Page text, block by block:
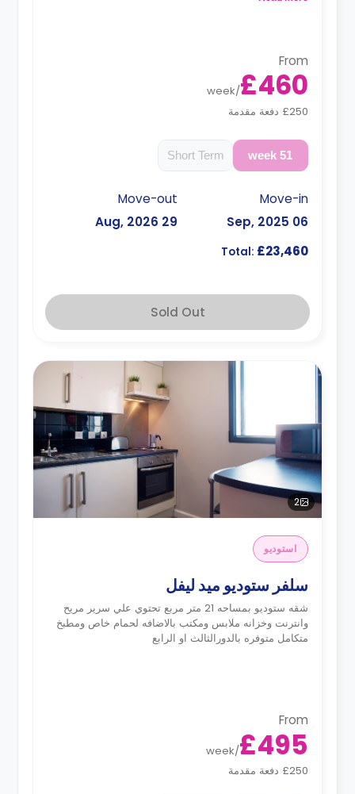
From
£460
/
week
£250 دفعة مقدمة
51 week
Short Term
Move-in
06 Sep, 2025
Move-out
29 Aug, 2026
Total: £23,460
Sold Out
2
استوديو
سلفر ستوديو ميد ليفل
شقه ستوديو بمساحه 21 متر مربع تحتوي علي سرير مريح
وانترنت وخزانه ملابس ومكتب بالاضافه لحمام خاص ومطبخ
متكامل متوفره بالدورالثالث او الرابع
From
£495
/
week
£250 دفعة مقدمة